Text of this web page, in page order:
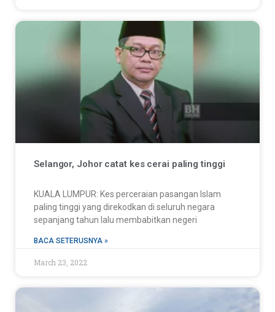
Selangor, Johor catat kes cerai paling tinggi
KUALA LUMPUR: Kes perceraian pasangan Islam
paling tinggi yang direkodkan di seluruh negara
sepanjang tahun lalu membabitkan negeri
BACA SETERUSNYA »
March 23, 2022